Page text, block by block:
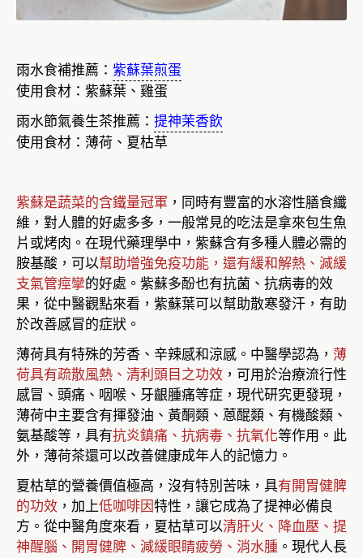
雨水食補推薦： 紫蘇葉煎蛋
使用食材：紫蘇葉、雞蛋
雨水節氣養生茶推薦： 提神茉香飲
使用食材：薄荷、夏枯草
紫蘇是蔬菜的含鐵量冠軍 ，同時有豐富的水溶性膳食纖
維，對人體的好處多多，一般常見的吃法是拿來包生魚
片或烤肉。在現代藥理學中，紫蘇含有多種人體必需的
胺基酸，可以幫助增強免疫功能，還有緩和解熱、減緩
支氣管痙攣的好處。紫蘇多酚也有抗菌、抗病毒的效
果，從中醫觀點來看，紫蘇葉可以幫助散寒發汗，有助
於改善感冒的症狀。
薄荷具有特殊的芳香、辛辣感和涼感。中醫學認為， 薄
荷具有疏散風熱、清利頭目之功效 ，可用於治療流行性
感冒、頭痛、咽喉、牙齦腫痛等症，現代研究更發現，
薄荷中主要含有揮發油、黃酮類、蒽醌類、有機酸類、
氨基酸等，具有抗炎鎮痛、抗病毒、抗氧化等作用。此
外，薄荷茶還可以改善健康成年人的記憶力。
夏枯草的營養價值極高，沒有特別苦味，具有開胃健脾
的功效 ，加上低咖啡因特性，讓它成為了提神必備良
方。從中醫角度來看，夏枯草可以清肝火、降血壓、提
神醒腦、開胃健脾、減緩眼睛疲勞、消水腫 。現代人長